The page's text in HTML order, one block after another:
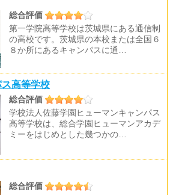
総合評価
第一学院高等学校は茨城県にある通信制
の高校です。茨城県の本校または全国６
８か所にあるキャンパスに通…
高等学校
総合評価
学校法人佐藤学園ヒューマンキャンパス
高等学校は、総合学園ヒューマンアカデ
ミーをはじめとした幾つかの…
総合評価